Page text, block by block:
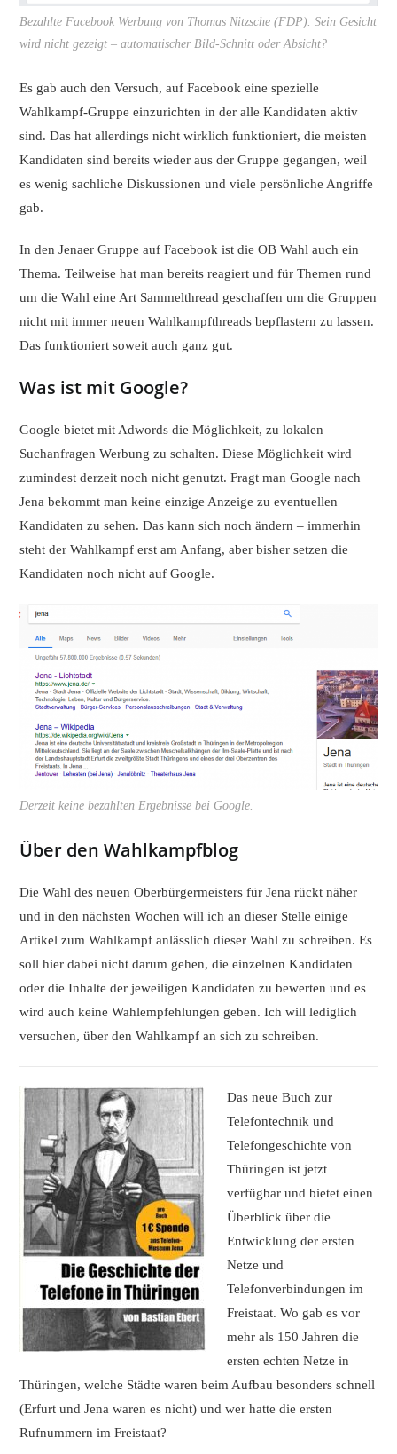
Bezahlte Facebook Werbung von Thomas Nitzsche (FDP). Sein Gesicht
wird nicht gezeigt – automatischer Bild-Schnitt oder Absicht?
Es gab auch den Versuch, auf Facebook eine spezielle
Wahlkampf-Gruppe einzurichten in der alle Kandidaten aktiv
sind. Das hat allerdings nicht wirklich funktioniert, die meisten
Kandidaten sind bereits wieder aus der Gruppe gegangen, weil
es wenig sachliche Diskussionen und viele persönliche Angriffe
gab.
In den Jenaer Gruppe auf Facebook ist die OB Wahl auch ein
Thema. Teilweise hat man bereits reagiert und für Themen rund
um die Wahl eine Art Sammelthread geschaffen um die Gruppen
nicht mit immer neuen Wahlkampfthreads bepflastern zu lassen.
Das funktioniert soweit auch ganz gut.
Was ist mit Google?
Google bietet mit Adwords die Möglichkeit, zu lokalen
Suchanfragen Werbung zu schalten. Diese Möglichkeit wird
zumindest derzeit noch nicht genutzt. Fragt man Google nach
Jena bekommt man keine einzige Anzeige zu eventuellen
Kandidaten zu sehen. Das kann sich noch ändern – immerhin
steht der Wahlkampf erst am Anfang, aber bisher setzen die
Kandidaten noch nicht auf Google.
Derzeit keine bezahlten Ergebnisse bei Google.
Über den Wahlkampfblog
Die Wahl des neuen Oberbürgermeisters für Jena rückt näher
und in den nächsten Wochen will ich an dieser Stelle einige
Artikel zum Wahlkampf anlässlich dieser Wahl zu schreiben. Es
soll hier dabei nicht darum gehen, die einzelnen Kandidaten
oder die Inhalte der jeweiligen Kandidaten zu bewerten und es
wird auch keine Wahlempfehlungen geben. Ich will lediglich
versuchen, über den Wahlkampf an sich zu schreiben.
Das neue Buch zur
Telefontechnik und
Telefongeschichte von
Thüringen ist jetzt
verfügbar und bietet einen
Überblick über die
Entwicklung der ersten
Netze und
Telefonverbindungen im
Freistaat. Wo gab es vor
mehr als 150 Jahren die
ersten echten Netze in
Thüringen, welche Städte waren beim Aufbau besonders schnell
(Erfurt und Jena waren es nicht) und wer hatte die ersten
Rufnummern im Freistaat?